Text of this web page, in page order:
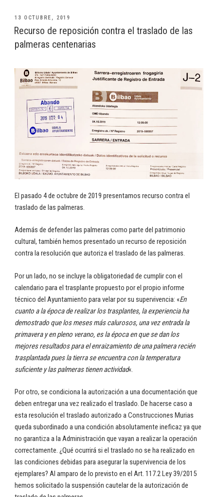
PUBLICADO
EL
13 OCTUBRE, 2019
Recurso de reposición contra el traslado de las
palmeras centenarias
El pasado 4 de octubre de 2019 presentamos recurso contra el
traslado de las palmeras.
Además de defender las palmeras como parte del patrimonio
cultural, también hemos presentado un recurso de reposición
contra la resolución que autoriza el traslado de las palmeras.
Por un lado, no se incluye la obligatoriedad de cumplir con el
calendario para el trasplante propuesto por el propio informe
técnico del Ayuntamiento para velar por su supervivencia: «En
cuanto a la época de realizar los trasplantes, la experiencia ha
demostrado que los meses más calurosos, una vez entrada la
primavera y en pleno verano, es la época en que se dan los
mejores resultados para el enraizamiento de una palmera recién
trasplantada pues la tierra se encuentra con la temperatura
suficiente y las palmeras tienen actividad«.
Por otro, se condiciona la autorización a una documentación que
deben entregar una vez realizado el traslado. De hacerse caso a
esta resolución el traslado autorizado a Construcciones Murias
queda subordinado a una condición absolutamente ineficaz ya que
no garantiza a la Administración que vayan a realizar la operación
correctamente. ¿Qué ocurrirá si el traslado no se ha realizado en
las condiciones debidas para asegurar la supervivencia de los
ejemplares? Al amparo de lo previsto en el Art. 117.2 Ley 39/2015
hemos solicitado la suspensión cautelar de la autorización de